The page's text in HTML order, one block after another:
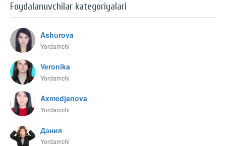
Foydalanuvchilar kategoriyalari
Ashurova
Yordamchi
Veronika
Yordamchi
Axmedjanova
Yordamchi
Дания
Yordamchi